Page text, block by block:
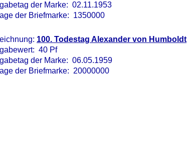
der Marke: 02.11.1953
der Briefmarke: 1350000
100. Todestag Alexander von Humboldt
40 Pf
der Marke: 06.05.1959
der Briefmarke: 20000000